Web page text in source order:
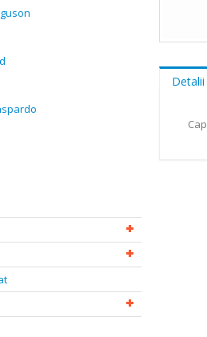
to
theDetalii